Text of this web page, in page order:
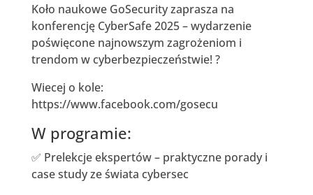
Koło naukowe GoSecurity zaprasza na
konferencję CyberSafe 2025 – wydarzenie
poświęcone najnowszym zagrożeniom i
trendom w cyberbezpieczeństwie! ?
Wiecej o kole:
https://www.facebook.com/gosecu
W programie:
✅ Prelekcje ekspertów – praktyczne porady i
case study ze świata cybersec